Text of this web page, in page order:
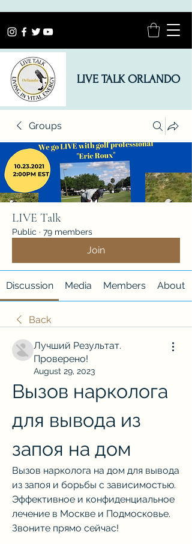
LIVE TALK ORLANDO
Groups
LIVE Talk
Public · 79 members
Join
Discussion Media Members About
Back
Лучший Результат.
Проверено!
August 29, 2023
Вызов нарколога
для вывода из
запоя на дом
Вызов нарколога на дом для вывода
из запоя и борьбы с зависимостью.
Эффективное и конфиденциальное
лечение в Москве и Подмосковье.
Звоните прямо сейчас!